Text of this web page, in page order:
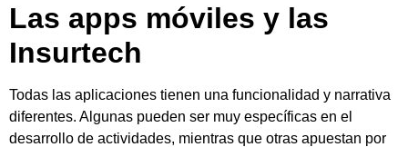
Las apps móviles y las
Insurtech
Todas las aplicaciones tienen una funcionalidad y narrativa
diferentes. Algunas pueden ser muy específicas en el
desarrollo de actividades, mientras que otras apuestan por